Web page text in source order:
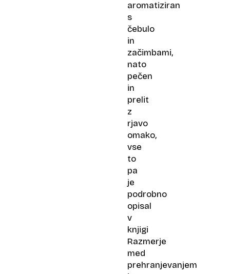
aromatiziran
s
čebulo
in
začimbami,
nato
pečen
in
prelit
z
rjavo
omako,
vse
to
pa
je
podrobno
opisal
v
knjigi
Razmerje
med
prehranjevanjem